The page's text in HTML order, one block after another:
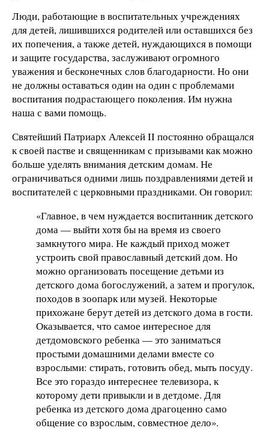
Люди, работающие в воспитательных учреждениях
для детей, лишившихся родителей или оставшихся без
их попечения, а также детей, нуждающихся в помощи
и защите государства, заслуживают огромного
уважения и бесконечных слов благодарности. Но они
не должны оставаться один на один с проблемами
воспитания подрастающего поколения. Им нужна
наша с вами помощь.
Святейший Патриарх Алексей II постоянно обращался
к своей пастве и священникам с призывами как можно
больше уделять внимания детским домам. Не
ограничиваться одними лишь поздравлениями детей и
воспитателей с церковными праздниками. Он говорил:
«Главное, в чем нуждается воспитанник детского
дома — выйти хотя бы на время из своего
замкнутого мира. Не каждый приход может
устроить свой православный детский дом. Но
можно организовать посещение детьми из
детского дома богослужений, а затем и прогулок,
походов в зоопарк или музей. Некоторые
прихожане берут детей из детского дома в гости.
Оказывается, что самое интересное для
детдомовского ребенка — это заниматься
простыми домашними делами вместе со
взрослыми: стирать, готовить обед, мыть посуду.
Все это гораздо интереснее телевизора, к
которому дети привыкли и в детдоме. Для
ребенка из детского дома драгоценно само
общение со взрослым, совместное дело».